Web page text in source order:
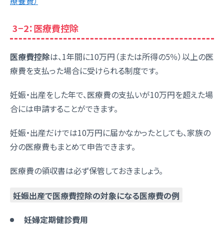
3−2：医療費控除
医療費控除は、1年間に10万円（または所得の5％）以上の医
療費を支払った場合に受けられる制度です。
妊娠・出産をした年で、医療費の支払いが10万円を超えた場
合には申請することができます。
妊娠・出産だけでは10万円に届かなかったとしても、家族の
分の医療費もまとめて申告できます。
医療費の領収書は必ず保管しておきましょう。
妊娠出産で医療費控除の対象になる医療費の例
妊婦定期健診費用